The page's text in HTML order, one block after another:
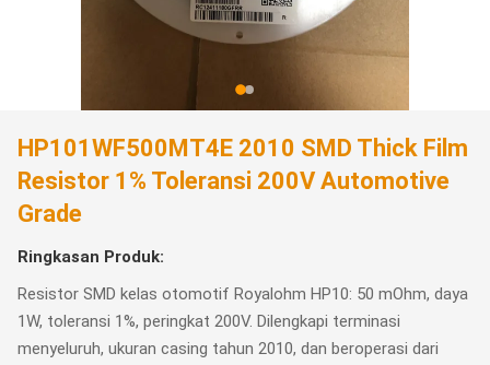
HP101WF500MT4E 2010 SMD Thick Film
Resistor 1% Toleransi 200V Automotive
Grade
Ringkasan Produk:
Resistor SMD kelas otomotif Royalohm HP10: 50 mOhm, daya
1W, toleransi 1%, peringkat 200V. Dilengkapi terminasi
menyeluruh, ukuran casing tahun 2010, dan beroperasi dari